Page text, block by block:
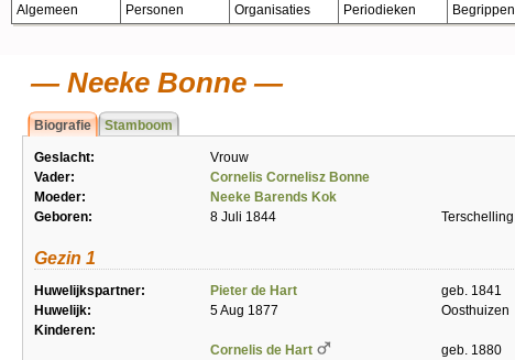
Algemeen Personen Organisaties Periodieken Begrippen
Neeke Bonne
Biografie Stamboom
Geslacht:
Vrouw
Vader:
Cornelis Cornelisz Bonne
Moeder:
Neeke Barends Kok
Geboren:
8 Juli 1844 Terschelling
Gezin 1
Huwelijkspartner: Pieter de Hart
geb. 1841
Huwelijk:
5 Aug 1877
Oosthuizen
Kinderen:
Cornelis de Hart
geb. 1880